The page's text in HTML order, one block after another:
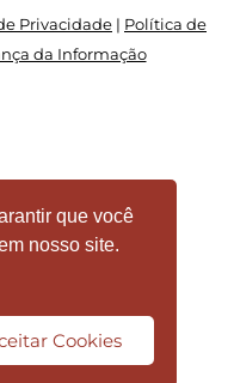
Privacidade | Política de
da Informação
que você
nosso site.
Cookies